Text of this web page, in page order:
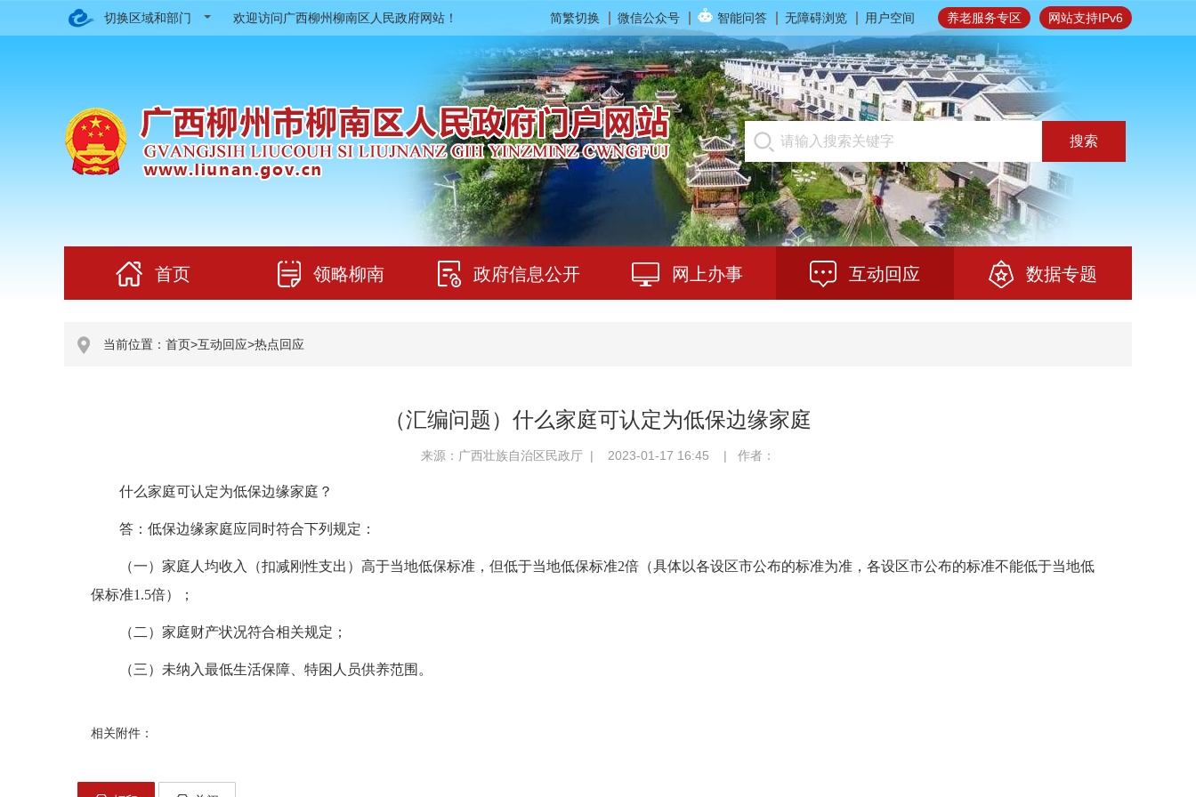
切换区域和部门 网站支持IPv6
养老服务专区
简繁切换 微信公众号 智能问答 无障碍浏览 用户空间
欢迎访问广西柳州柳南区人民政府网站！
搜索
首页 领略柳南 政府信息公开 网上办事 互动回应 数据专题
当前位置： 首页>互动回应>热点回应
（汇编问题）什么家庭可认定为低保边缘家庭
来源：广西壮族自治区民政厅 | 2023-01-17 16:45 | 作者：
什么家庭可认定为低保边缘家庭？
答：低保边缘家庭应同时符合下列规定：
（一）家庭人均收入（扣减刚性支出）高于当地低保标准，但低于当地低保标准2倍（具体以各设区市公布的标准为准，各设区市公布的标准不能低于当地低
保标准1.5倍）；
（二）家庭财产状况符合相关规定；
（三）未纳入最低生活保障、特困人员供养范围。
相关附件：